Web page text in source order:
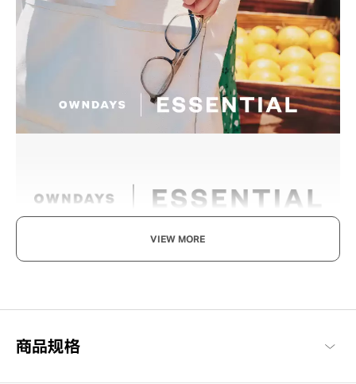
享受眼镜的乐趣，迎接美好日常
VIEW MORE
商品规格